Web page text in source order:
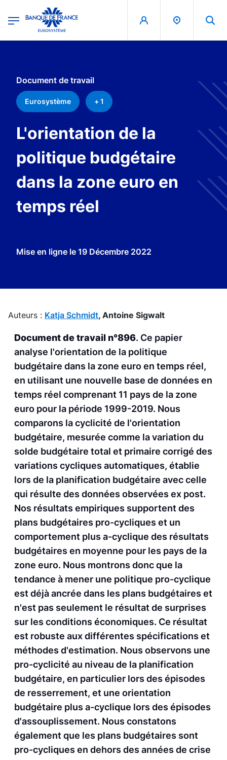
Banque de France - Menu Principal
Document de travail
Eurosystème + 1
L'orientation de la
politique budgétaire
dans la zone euro en
temps réel
Mise en ligne le 19 Décembre 2022
Auteurs : Katja Schmidt, Antoine Sigwalt
Document de travail n°896. Ce papier
analyse l'orientation de la politique
budgétaire dans la zone euro en temps réel,
en utilisant une nouvelle base de données en
temps réel comprenant 11 pays de la zone
euro pour la période 1999-2019. Nous
comparons la cyclicité de l'orientation
budgétaire, mesurée comme la variation du
solde budgétaire total et primaire corrigé des
variations cycliques automatiques, établie
lors de la planification budgétaire avec celle
qui résulte des données observées ex post.
Nos résultats empiriques supportent des
plans budgétaires pro-cycliques et un
comportement plus a-cyclique des résultats
budgétaires en moyenne pour les pays de la
zone euro. Nous montrons donc que la
tendance à mener une politique pro-cyclique
est déjà ancrée dans les plans budgétaires et
n'est pas seulement le résultat de surprises
sur les conditions économiques. Ce résultat
est robuste aux différentes spécifications et
méthodes d'estimation. Nous observons une
pro-cyclicité au niveau de la planification
budgétaire, en particulier lors des épisodes
de resserrement, et une orientation
budgétaire plus a-cyclique lors des épisodes
d'assouplissement. Nous constatons
également que les plans budgétaires sont
pro-cycliques en dehors des années de crise